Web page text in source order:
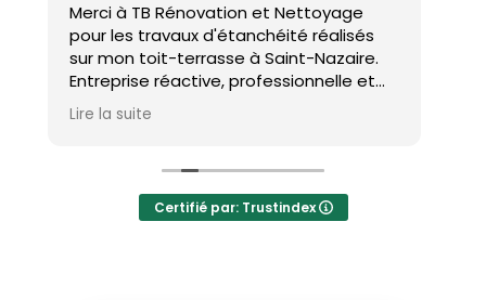
Merci à TB Rénovation et Nettoyage
pour les travaux d'étanchéité réalisés
sur mon toit-terrasse à Saint-Nazaire.
Entreprise réactive, professionnelle et
agréable. Le travail a été réalisé avec
soin et dans les délais. Je recommande
Lire la suite
Certifié par: Trustindex